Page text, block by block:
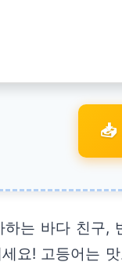
📥
는 바다 친구
요! 고등어는